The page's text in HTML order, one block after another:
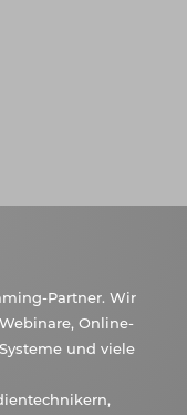
Partner. Wir
Online-
und viele